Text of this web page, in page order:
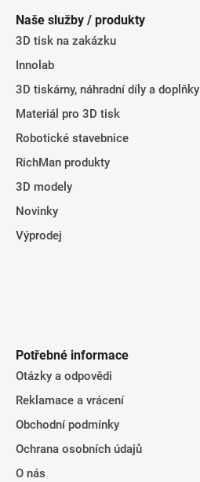
Naše služby / produkty
3D tisk na zakázku
Innolab
3D tiskárny, náhradní díly a doplňky
Materiál pro 3D tisk
Robotické stavebnice
RichMan produkty
3D modely
Novinky
Výprodej
Potřebné informace
Otázky a odpovědi
Reklamace a vrácení
Obchodní podmínky
Ochrana osobních údajů
O nás